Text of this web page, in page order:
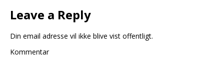
Leave a Reply
Din email adresse vil ikke blive vist offentligt.
Kommentar